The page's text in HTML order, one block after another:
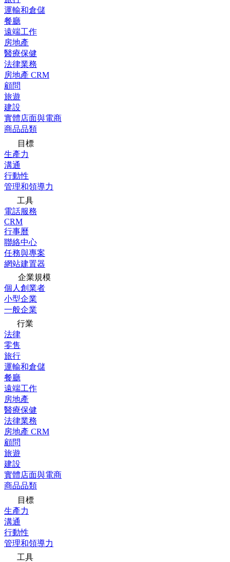
運輸和倉儲
餐廳
遠端工作
房地產
醫療保健
法律業務
房地產 CRM
顧問
旅遊
建設
實體店面與電商
商品品類
目標
生產力
溝通
行動性
管理和領導力
工具
電話服務
CRM
行事曆
聯絡中心
任務與專案
網站建置器
企業規模
個人創業者
小型企業
一般企業
行業
法律
零售
旅行
運輸和倉儲
餐廳
遠端工作
房地產
醫療保健
法律業務
房地產 CRM
顧問
旅遊
建設
實體店面與電商
商品品類
目標
生產力
溝通
行動性
管理和領導力
工具